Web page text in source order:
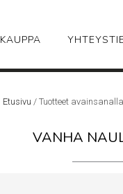
KAUPPA
Etusivu / Tuotteet
VANHA